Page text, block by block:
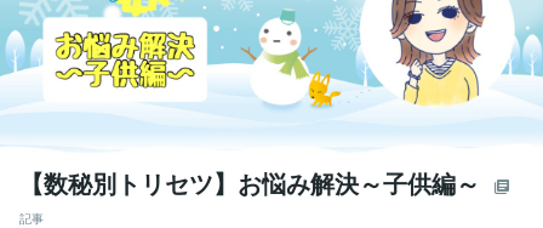
【数秘別トリセツ】お悩み解決～子供編～
記事